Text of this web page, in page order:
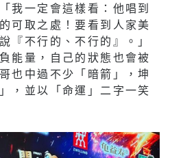
我一定會這樣看：他唱到
可取之處！要看到人家美
『不行的、不行的』。」
能量，自己的狀態也會被
也中過不少「暗箭」，坤
，並以「命運」二字一笑